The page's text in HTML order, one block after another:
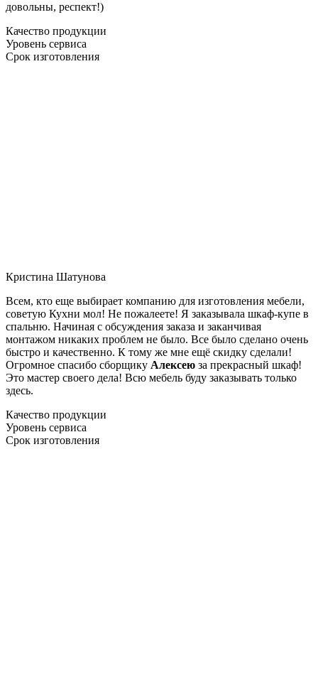
довольны, респект!)
Качество продукции
Уровень сервиса
Срок изготовления
Кристина Шатунова
Всем, кто еще выбирает компанию для изготовления мебели,
советую Кухни мол! Не пожалеете! Я заказывала шкаф-купе в
спальню. Начиная с обсуждения заказа и заканчивая
монтажом никаких проблем не было. Все было сделано очень
быстро и качественно. К тому же мне ещё скидку сделали!
Огромное спасибо сборщику Алексею за прекрасный шкаф!
Это мастер своего дела! Всю мебель буду заказывать только
здесь.
Качество продукции
Уровень сервиса
Срок изготовления